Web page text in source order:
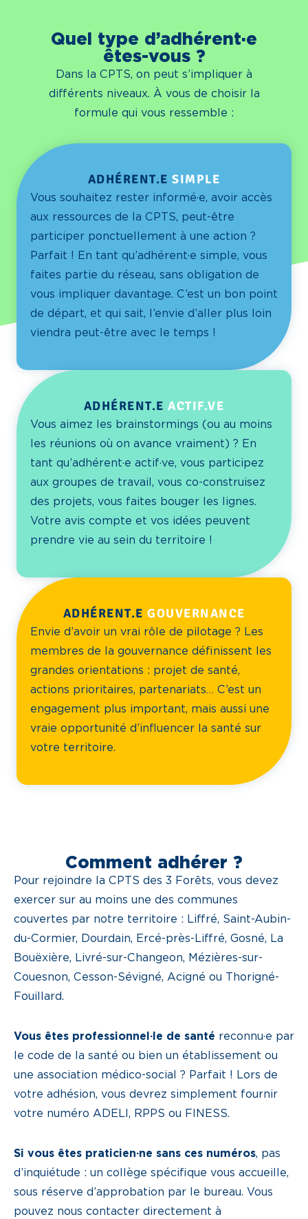
Quel type d’adhérent·e
êtes-vous ?
Dans la CPTS, on peut s’impliquer à
différents niveaux. À vous de choisir la
formule qui vous ressemble :
ADHÉRENT.ESIMPLE
Vous souhaitez rester informé·e, avoir accès
aux ressources de la CPTS, peut-être
participer ponctuellement à une action ?
Parfait ! En tant qu’adhérent·e simple, vous
faites partie du réseau, sans obligation de
vous impliquer davantage. C’est un bon point
de départ, et qui sait, l’envie d’aller plus loin
viendra peut-être avec le temps !
ADHÉRENT.EACTIF.VE
Vous aimez les brainstormings (ou au moins
les réunions où on avance vraiment) ? En
tant qu’adhérent·e actif·ve, vous participez
aux groupes de travail, vous co-construisez
des projets, vous faites bouger les lignes.
Votre avis compte et vos idées peuvent
prendre vie au sein du territoire !
ADHÉRENT.E GOUVERNANCE
Envie d’avoir un vrai rôle de pilotage ? Les
membres de la gouvernance définissent les
grandes orientations : projet de santé,
actions prioritaires, partenariats… C’est un
engagement plus important, mais aussi une
vraie opportunité d’influencer la santé sur
votre territoire.
Comment adhérer ?
Pour rejoindre la CPTS des 3 Forêts, vous devez
exercer sur au moins une des communes
couvertes par notre territoire : Liffré, Saint-Aubin-
du-Cormier, Dourdain, Ercé-près-Liffré, Gosné, La
Bouëxière, Livré-sur-Changeon, Mézières-sur-
Couesnon, Cesson-Sévigné, Acigné ou Thorigné-
Fouillard.
Vous êtes professionnel·le de santé reconnu·e par
le code de la santé ou bien un établissement ou
une association médico-social ? Parfait ! Lors de
votre adhésion, vous devrez simplement fournir
votre numéro ADELI, RPPS ou FINESS.
Si vous êtes praticien·ne sans ces numéros, pas
d’inquiétude : un collège spécifique vous accueille,
sous réserve d’approbation par le bureau. Vous
pouvez nous contacter directement à